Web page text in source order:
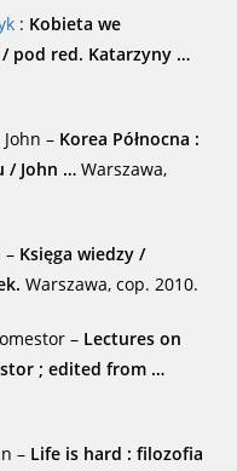
: Kobieta we
pod red. Katarzyny …
– Korea Północna :
/ John … Warszawa,
– Księga wiedzy /
Warszawa, cop. 2010.
– Lectures on
; edited from …
– Life is hard : filozofia